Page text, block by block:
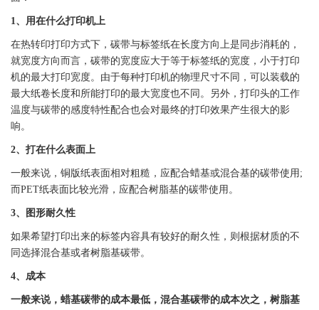
1、用在什么打印机上
在热转印打印方式下， 碳带与标签纸在长度方向上是同步消耗的，
就宽度方向而言， 碳带的宽度应大于等于标签纸的宽度，小于打印
机的最大打印宽度。由于每种打印机的物理尺寸不同，可以装载的
最大纸卷长度和所能打印的最大宽度也不同。另外，打印头的工作
温度与碳带的感度特性配合也会对最终的打印效果产生很大的影
响。
2、打在什么表面上
一般来说，铜版纸表面相对粗糙，应配合蜡基或混合基的碳带使用;
而PET纸表面比较光滑，应配合树脂基的碳带使用。
3、图形耐久性
如果希望打印出来的标签内容具有较好的耐久性，则根据材质的不
同选择混合基或者树脂基碳带。
4、成本
一般来说，蜡基碳带的成本最低，混合基碳带的成本次之，树脂基